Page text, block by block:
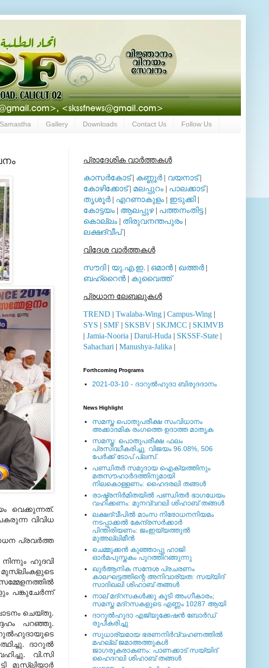
Samastha Gallery Downloads Contact Us Follow Us
വെക്കുന്നത്.
വിവിധ
പ്രവര്‍ത്ത
ഹുദവി
പങ്കുചേര്‍ന്ന്
ചെയ്തു.
പറഞ്ഞു.
. ദാറുല്‍
. വി.സി
മുസ്‌ലിയാര്‍
പ്രാദേശിക വാര്‍ത്തകള്‍
കാസര്‍കോട്| കണ്ണൂര്‍| വയനാട്|
കോഴിക്കോട്| മലപ്പുറം | പാലക്കാട്|
തൃശൂര്‍| എറണാകുളം | ഇടുക്കി|
കോട്ടയം | ആലപ്പുഴ| പത്തനംതിട്ട|
കൊല്ലം | തിരുവനന്തപുരം |
ലക്ഷദ്വീപ്|
വിദേശ വാര്‍ത്തകള്‍
സൗദി| യു.എ.ഇ. | ഒമാന്‍ | ഖത്തര്‍|
ബഹ്റൈന്‍ | കുവൈത്ത്
പ്രധാന ലേബലുകള്‍
TREND | Twalaba-Wing | Campus-Wing |
SYS | SMF | SKSBV | SKJMCC | SKIMVB
| Jamia-Nooria | Darul-Huda | SKSSF-State |
Sahachari | Manushya-Jalika |
Forthcoming Programs
2021-03-10 - ദാറുല്‍ഹുദാ ബിരുദദാനം
News Highlight
സമസ്ത പൊതുപരീക്ഷ സംവിധാനം
അക്കാദമിക രംഗത്തെ ഉദാത്ത മാതൃക
സമസ്ത: പൊതുപരീക്ഷ ഫലം
പ്രസിദ്ധീകരിച്ചു. വിജയം 96.08%, 506
പേര്‍ക്ക് ടോപ് പ്ലസ്.
പണ്ഡിതര്‍ സമുദായ ഐക്യത്തിനും
മതസൗഹാര്‍ദത്തിനുമായി
നിലകൊള്ളണം: ഹൈദരലി തങ്ങള്‍
രാഷ്ട്രനിര്‍മിതയില്‍ പണ്ഡിതര്‍ ഭാഗധേയം
വഹിക്കണം: മുനവ്വറലി ശിഹാബ് തങ്ങള്‍
ലക്ഷദ്വീപില്‍ മാംസ നിരോധനനിയമം
നടപ്പാക്കല്‍ കേന്ദ്രസര്‍ക്കാര്‍
പിന്തിരിയണം: ജംഇയ്യത്തുല്‍
മുഅല്ലിമീന്‍
ചെമ്മുക്കന്‍ കുഞ്ഞാപ്പു ഹാജി
ഓര്‍മപുസ്തകം പുറത്തിറങ്ങുന്നു
ഖുര്‍ആനിക സന്ദേശ പ്രചരണം
കാലഘട്ടത്തിന്റെ അനിവാര്യത: സയ്യിദ്
സാദിഖലി ശിഹാബ് തങ്ങള്‍
നാല് മദ്‌റസകള്‍ക്കു കൂടി അംഗീകാരം;
സമസ്ത മദ്‌റസകളുടെ എണ്ണം 10287 ആയി
ദാറുല്‍ഹുദാ എജ്യുക്കേഷന്‍ ബോര്‍ഡ്
രൂപീകരിച്ചു
സുധാര്യമായ ഭരണനിര്‍വ്വഹണത്തില്‍
മഹല്ല് ജമാഅത്തുകള്‍
ജാഗരൂകരാകണം: പാണക്കാട് സയ്യിദ്
ഹൈദറലി ശിഹാബ് തങ്ങള്‍